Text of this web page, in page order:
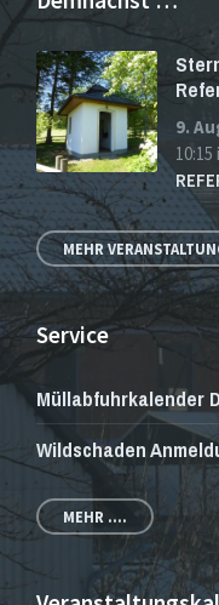
9.
10:15
MEHR
Service
Müllabfuhrkalender
Wildschaden
MEHR ....